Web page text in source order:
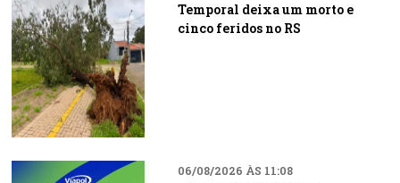
Temporal deixa um morto e
cinco feridos no RS
06/08/2026 ÀS 11:08